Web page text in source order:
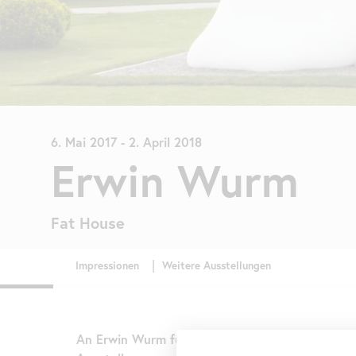
6. Mai 2017- 2. April 2018
Erwin Wurm
Fat House
An Erwin Wurm führt 2017 kein Weg vorbei. Er